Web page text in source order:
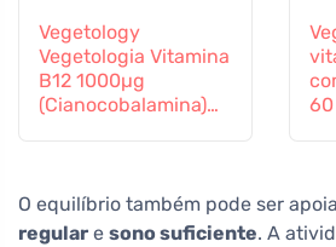
Vegetology
Vegetologia Vitamina
B12 1000µg
(Cianocobalamina)
O equilíbrio também pode ser
regular e sono suficiente. A